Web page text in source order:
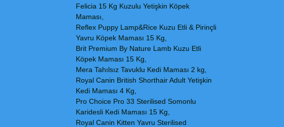
Felicia 15 Kg Kuzulu Yetişkin Köpek
Maması,
Reflex Puppy Lamp&Rice Kuzu Etli & Pirinçli
Yavru Köpek Maması 15 Kg,
Brit Premium By Nature Lamb Kuzu Etli
Köpek Maması 15 Kg,
Mera Tahılsız Tavuklu Kedi Maması 2 kg,
Royal Canin British Shorthair Adult Yetişkin
Kedi Maması 4 Kg,
Pro Choice Pro 33 Sterilised Somonlu
Karidesli Kedi Maması 15 Kg,
Royal Canin Kitten Yavru Sterilised